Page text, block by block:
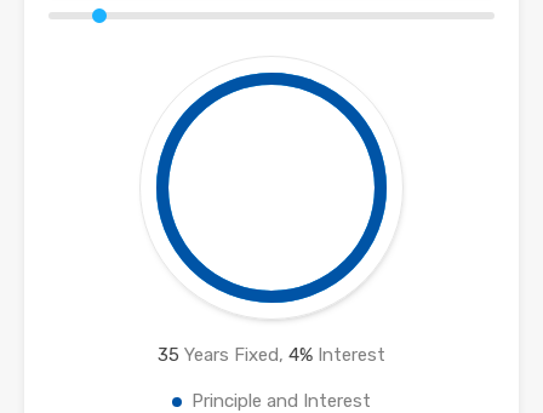
35 Years Fixed, 4% Interest
Principle and Interest